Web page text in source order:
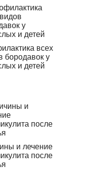
всех
бородавок у
и детей
и лечение
после